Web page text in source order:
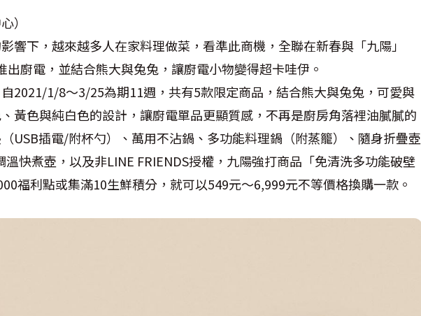
）
響下，越來越多人在家料理做菜，看準此商機，全聯在新春與「九陽」
出廚電，並結合熊大與兔兔，讓廚電小物變得超卡哇伊。
2021/1/8～3/25為期11週，共有5款限定商品，結合熊大與兔兔，可愛與
黃色與純白色的設計，讓廚電單品更顯質感，不再是廚房角落裡油膩膩的
USB插電/附杯勺）、萬用不沾鍋、多功能料理鍋（附蒸籠）、隨身折疊壺
溫快煮壺，以及非LINE FRIENDS授權，九陽強打商品「免清洗多功能破壁
福利點或集滿10生鮮積分，就可以549元～6,999元不等價格換購一款。